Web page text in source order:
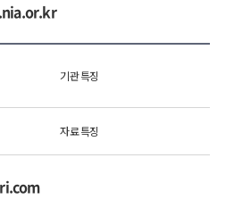
기관 특징
자료 특징